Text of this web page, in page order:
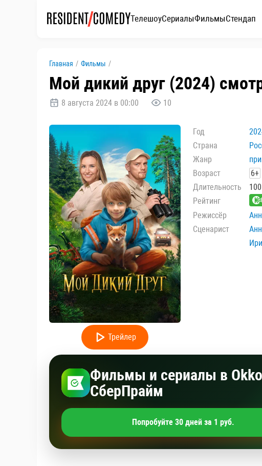
ТелешоуСериалыФильмыСтендап
Главная / Фильмы /
Мой дикий друг (2024)
8 августа 2024 в 00:00 10
Трейлер
Год
Страна
Жанр
Возраст
6+
Длительность
Рейтинг
Режиссёр
Сценарист
Фильмы и сериалы в
СберПрайм
Попробуйте 30 дней за 1 руб.